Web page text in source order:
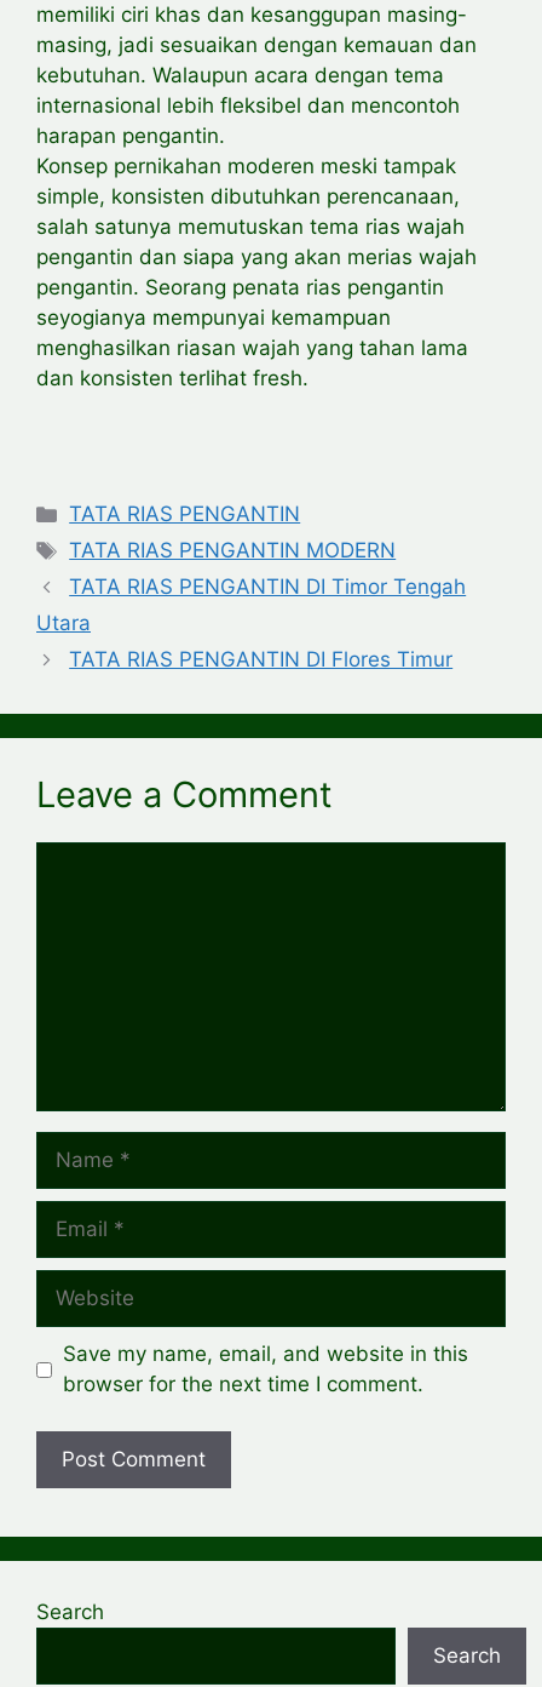
memiliki ciri khas dan kesanggupan masing-
masing, jadi sesuaikan dengan kemauan dan
kebutuhan. Walaupun acara dengan tema
internasional lebih fleksibel dan mencontoh
harapan pengantin.
Konsep pernikahan moderen meski tampak
simple, konsisten dibutuhkan perencanaan,
salah satunya memutuskan tema rias wajah
pengantin dan siapa yang akan merias wajah
pengantin. Seorang penata rias pengantin
seyogianya mempunyai kemampuan
menghasilkan riasan wajah yang tahan lama
dan konsisten terlihat fresh.
Categories
TATA RIAS PENGANTIN
Tags
TATA RIAS PENGANTIN MODERN
TATA RIAS PENGANTIN DI Timor Tengah
Utara
TATA RIAS PENGANTIN DI Flores Timur
Leave a Comment
Name
Email
Website
Save my name, email, and website in this
browser for the next time I comment.
Search
Search